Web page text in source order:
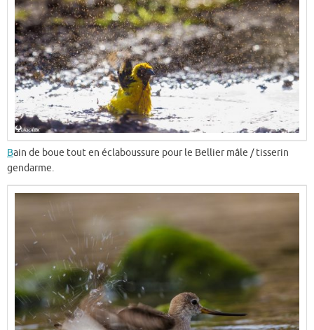
Bain de boue tout en éclaboussure pour le Bellier mâle / tisserin
gendarme.